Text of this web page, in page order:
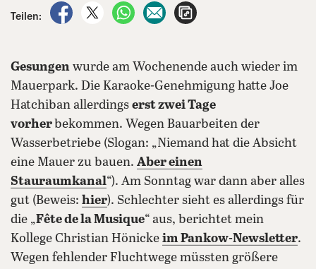
Teilen:
auf Facebook teilen
auf X teilenper WhatsApp teilen
per E-Mail teilen
Gesungen wurde am Wochenende auch wieder im
Mauerpark. Die Karaoke-Genehmigung hatte Joe
Hatchiban allerdings erst zwei Tage
vorher bekommen. Wegen Bauarbeiten der
Wasserbetriebe (Slogan: „Niemand hat die Absicht
eine Mauer zu bauen. Aber einen
Stauraumkanal“). Am Sonntag war dann aber alles
gut (Beweis: hier). Schlechter sieht es allerdings für
die „Fête de la Musique“ aus, berichtet mein
Kollege Christian Hönicke im Pankow-Newsletter.
Wegen fehlender Fluchtwege müssten größere